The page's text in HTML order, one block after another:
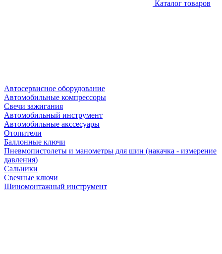
Каталог товаров
Автосервисное оборудование
Автомобильные компрессоры
Свечи зажигания
Автомобильный инструмент
Автомобильные акссесуары
Отопители
Баллонные ключи
Пневмопистолеты и манометры для шин (накачка - измерение
давления)
Сальники
Свечные ключи
Шиномонтажный инструмент